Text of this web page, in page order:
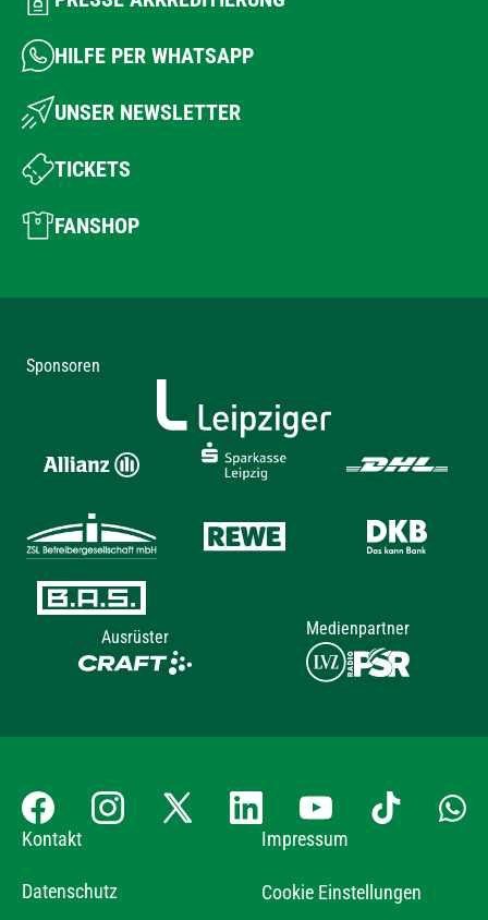
HILFE PER WHATSAPP
UNSER NEWSLETTER
TICKETS
FANSHOP
Sponsoren
Ausrüster Medienpartner
Kontakt Impressum
Datenschutz Cookie Einstellungen